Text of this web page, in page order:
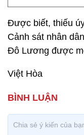
Được biết, thiếu
Cảnh sát nhân
Đô Lương được
Việt Hòa